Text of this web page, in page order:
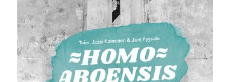
30,00 €.
5,00 €.